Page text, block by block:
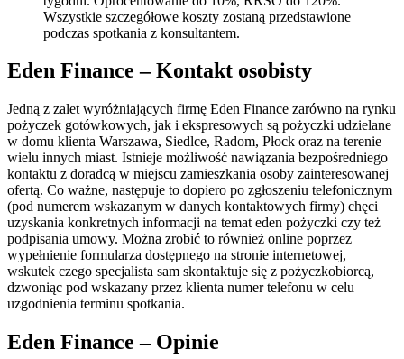
Wszystkie szczegółowe koszty zostaną przedstawione
podczas spotkania z konsultantem.
Eden Finance – Kontakt osobisty
Jedną z zalet wyróżniających firmę Eden Finance zarówno na rynku
pożyczek gotówkowych, jak i ekspresowych są pożyczki udzielane
w domu klienta Warszawa, Siedlce, Radom, Płock oraz na terenie
wielu innych miast. Istnieje możliwość nawiązania bezpośredniego
kontaktu z doradcą w miejscu zamieszkania osoby zainteresowanej
ofertą. Co ważne, następuje to dopiero po zgłoszeniu telefonicznym
(pod numerem wskazanym w danych kontaktowych firmy) chęci
uzyskania konkretnych informacji na temat eden pożyczki czy też
podpisania umowy. Można zrobić to również online poprzez
wypełnienie formularza dostępnego na stronie internetowej,
wskutek czego specjalista sam skontaktuje się z pożyczkobiorcą,
dzwoniąc pod wskazany przez klienta numer telefonu w celu
uzgodnienia terminu spotkania.
Eden Finance – Opinie